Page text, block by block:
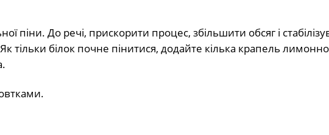
піни. До речі, прискорити процес, збільшити обсяг і
тільки білок почне пінитися, додайте кілька крапель